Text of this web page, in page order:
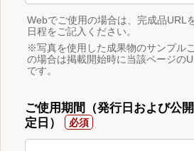
Webでご使用の場合は、完成品URL
日程をご記入ください。
※写真を使用した成果物のサンプル
の場合は掲載開始時に当該ページの
です。
ご使用期間（発行日および公
定日）